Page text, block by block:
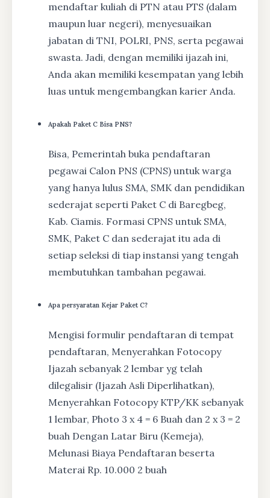
mendaftar kuliah di PTN atau PTS (dalam
maupun luar negeri), menyesuaikan
jabatan di TNI, POLRI, PNS, serta pegawai
swasta. Jadi, dengan memiliki ijazah ini,
Anda akan memiliki kesempatan yang lebih
luas untuk mengembangkan karier Anda.
Apakah Paket C Bisa PNS?
Bisa, Pemerintah buka pendaftaran
pegawai Calon PNS (CPNS) untuk warga
yang hanya lulus SMA, SMK dan pendidikan
sederajat seperti Paket C di Baregbeg,
Kab. Ciamis. Formasi CPNS untuk SMA,
SMK, Paket C dan sederajat itu ada di
setiap seleksi di tiap instansi yang tengah
membutuhkan tambahan pegawai.
Apa persyaratan Kejar Paket C?
Mengisi formulir pendaftaran di tempat
pendaftaran, Menyerahkan Fotocopy
Ijazah sebanyak 2 lembar yg telah
dilegalisir (Ijazah Asli Diperlihatkan),
Menyerahkan Fotocopy KTP/KK sebanyak
1 lembar, Photo 3 x 4 = 6 Buah dan 2 x 3 = 2
buah Dengan Latar Biru (Kemeja),
Melunasi Biaya Pendaftaran beserta
Materai Rp. 10.000 2 buah